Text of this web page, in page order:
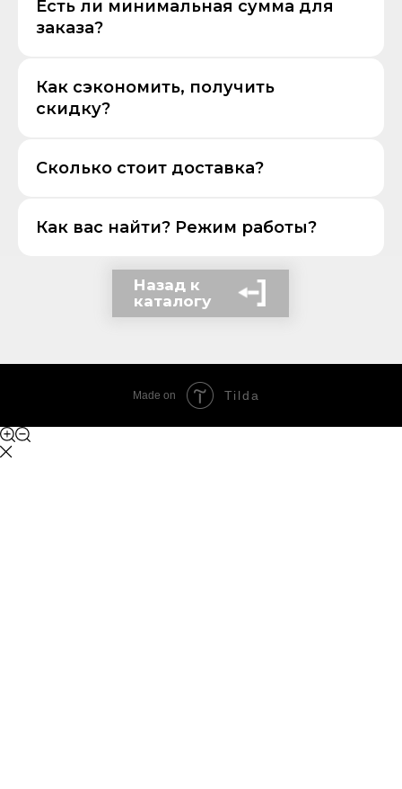
Есть ли минимальная сумма для
заказа?
Как сэкономить, получить
скидку?
Сколько стоит доставка?
Как вас найти? Режим работы?
Назад к
каталогу
Made on Tilda